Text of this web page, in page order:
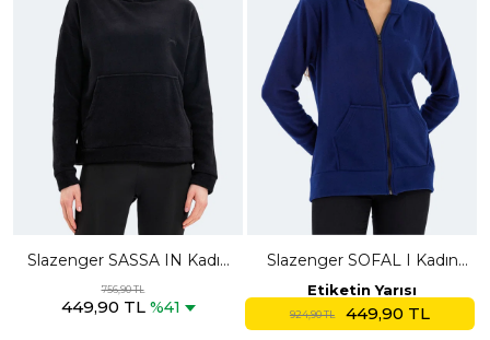
Slazenger SASSA IN Kadın
Kapüşonlu Cepli Siyah Polar
756,90 TL
449,90 TL %41
Slazenger SOFAL I Kadın
Fermuarlı Kapüşonlu Cepli
Lacivert Polar
Etiketin Yarısı
924,90 TL 449,90 TL